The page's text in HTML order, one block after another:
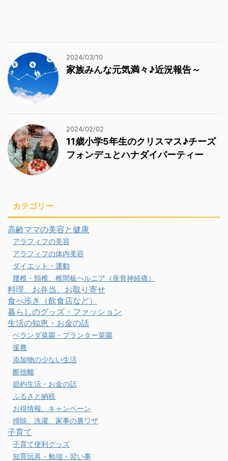
2024/03/10
家族みんな元気満々♪近況報告～
2024/02/02
11歳小学5年生のクリスマス♪チーズ
フォンデュとハナダイパーティー
カテゴリー
高齢ママの美容と健康
アラフィフの美容
アラフィフの体内美容
ダイエット・運動
腰椎・頸椎、椎間板ヘルニア（座骨神経痛）
料理、お弁当、お取り寄せ
食べ歩き（飲食店など）
暮らしのグッズ・ファッション
生活の知恵・お金の話
ベランダ菜園・プランター菜園
援農
添加物の少ない生活
断捨離
節約生活・お金の話
ふるさと納税
お得情報、キャンペーン
掃除、洗濯、家事の裏ワザ
子育て
子育て便利グッズ
知育玩具・勉強・習い事